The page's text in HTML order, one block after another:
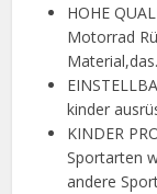
HOHE
Motorrad
kinder
KINDER
Sportarten
andere